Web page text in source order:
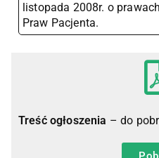
listopada 2008r. o
Praw Pacjenta.
Treść ogłoszenia – do